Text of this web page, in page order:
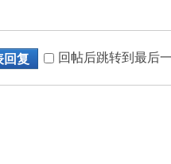
回复 回帖后跳转到最后